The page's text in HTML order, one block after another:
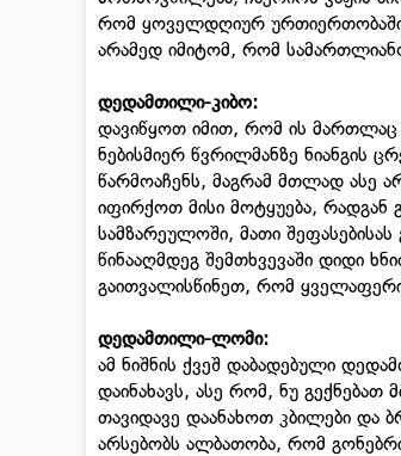
რომ ყოველდღიურ ურთიერთობაში
არამედ იმიტომ, რომ
დედამთილი-კიბო:
დავიწყოთ იმით, რომ ის მართლაც
ნებისმიერ წვრილმანზე ნიანგის
წარმოაჩენს, მაგრამ მთლად ასე
იფირქოთ მისი მოტყუება, რადგან
სამზარეულოში, მათი
წინააღმდეგ შემთხვევაში დიდი
გაითვალისწინეთ, რომ
დედამთილი-ლომი:
ამ ნიშნის ქვეშ დაბადებული
დაინახავს, ასე რომ, ნუ გექნებათ
თავიდავე დაანახოთ კბილები და
არსებობს ალბათობა, რომ